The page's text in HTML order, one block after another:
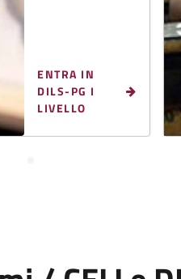
ENTRA IN
DILS-PG I
LIVELLO